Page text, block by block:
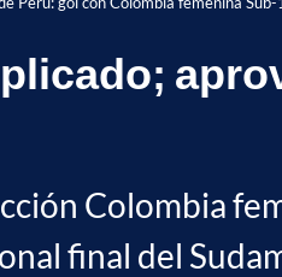
Colombia
final del